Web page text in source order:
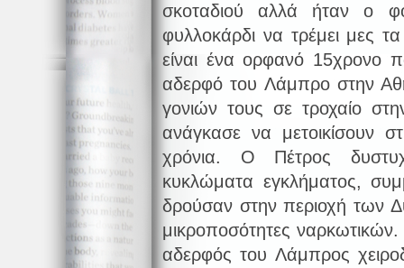
σκοταδιού αλλά ήταν ο
φυλλοκάρδι να τρέμει μες
είναι ένα ορφανό 15χρονο
αδερφό του Λάμπρο στην
γονιών τους σε τροχαίο
ανάγκασε να μετοικίσουν
χρόνια. Ο Πέτρος
κυκλώματα εγκλήματος,
δρούσαν στην περιοχή των
μικροποσότητες
αδερφός του Λάμπρος